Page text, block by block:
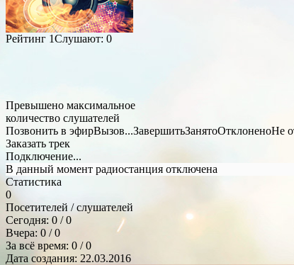
Рейтинг 1Слушают: 0
Превышено максимальное
количество слушателей
Позвонить в эфирВызов...ЗавершитьЗанятоОтклоненоНе
Заказать трек
Подключение...
В данный момент радиостанция отключена
Статистика
0
Посетителей / слушателей
Сегодня: 0 / 0
Вчера: 0 / 0
За всё время: 0 / 0
Дата создания: 22.03.2016